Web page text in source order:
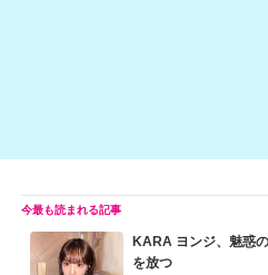
KARA ヨンジ、魅惑
を放つ